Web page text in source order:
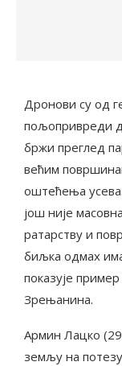
Дронови су од
пољопривреди
бржи преглед
већим
оштећења
још није
ратарству и
биљка одмах
показује
Зрењанина.
Армин Лацко
земљу на